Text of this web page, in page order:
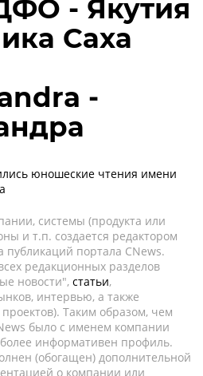
- Якутия
Саха
-
юношеские чтения имени
системы (продукта или
и т.п. создается редактором
публикаций портала CNews.
редакционных разделов
новости", статьи,
интервью, а также
Таким образом, чем
было с именем компании
информативен профиль.
(обогащен) дополнительной
о компании или